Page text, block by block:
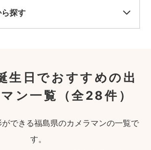
探す
生日でおすすめの出
ン一覧
（全28件）
できる福島県のカメラマンの一覧で
す。